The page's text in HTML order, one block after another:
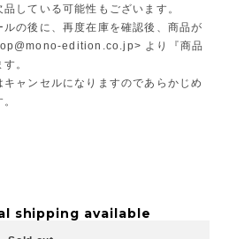
している可能性もございます。
の後に、再度在庫を確認後、商品が
edition.co.jp> より『商品
。
ャンセルになりますのであらかじめ
shipping available